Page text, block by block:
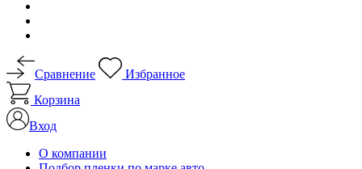
Сравнение
Избранное
Корзина
Вход
О компании